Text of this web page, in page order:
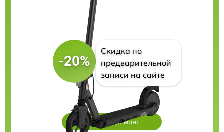
-20%
Скидка по
предварительной
записи на сайте
Цены на ремонт